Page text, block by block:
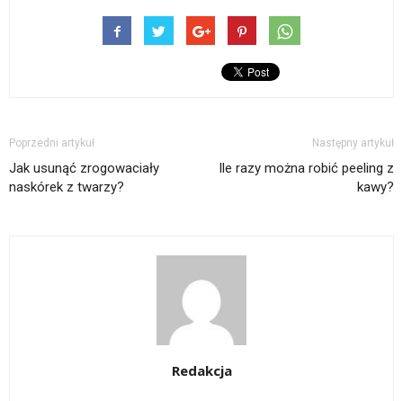
Poprzedni artykuł
Jak usunąć zrogowaciały
naskórek z twarzy?
Następny artykuł
Ile razy można robić peeling z
kawy?
Redakcja